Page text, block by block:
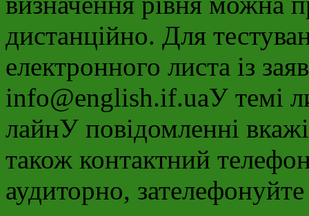
дистанційно. Для
електронного листа із
info@english.if.uaУ темі
лайнУ повідомленні
також контактний
аудиторно,